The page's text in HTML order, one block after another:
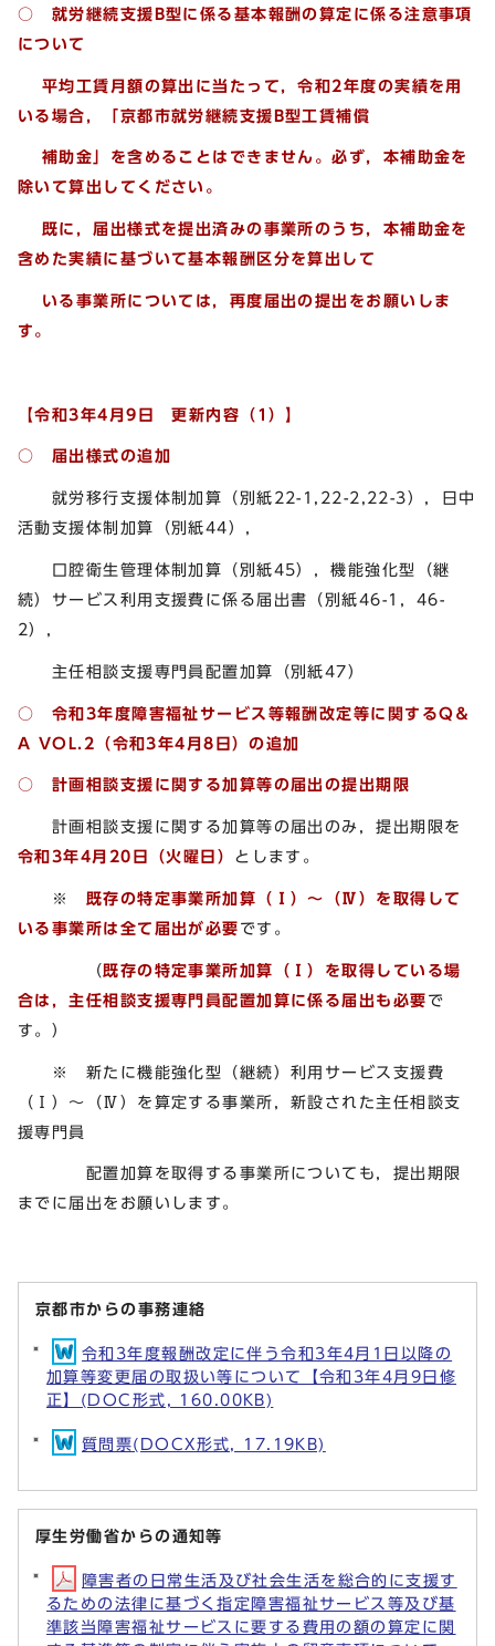
○ 就労継続支援B型に係る基本報酬の算定に係る注意事項
について
平均工賃月額の算出に当たって，令和2年度の実績を用
いる場合，「京都市就労継続支援B型工賃補償
補助金」を含めることはできません。必ず，本補助金を
除いて算出してください。
既に，届出様式を提出済みの事業所のうち，本補助金を
含めた実績に基づいて基本報酬区分を算出して
いる事業所については，再度届出の提出をお願いしま
す。
【令和3年4月9日 更新内容（1）】
○ 届出様式の追加
就労移行支援体制加算（別紙22-1,22-2,22-3），日中
活動支援体制加算（別紙44），
口腔衛生管理体制加算（別紙45），機能強化型（継
続）サービス利用支援費に係る届出書（別紙46-1，46-
2），
主任相談支援専門員配置加算（別紙47）
○ 令和3年度障害福祉サービス等報酬改定等に関するQ＆
A VOL.2 （令和3年4月8日）の追加
○ 計画相談支援に関する加算等の届出の提出期限
計画相談支援に関する加算等の届出のみ，提出期限を
令和3年4月20日（火曜日） とします。
※
既存の特定事業所加算（Ⅰ）～（Ⅳ）を取得して
いる事業所は全て届出が必要 です。
（ 既存の特定事業所加算（Ⅰ）を取得している場
合は，主任相談支援専門員配置加算に係る届出も必要 で
す。）
※ 新たに機能強化型（継続）利用サービス支援費
（Ⅰ）～（Ⅳ）を算定する事業所，新設された主任相談支
援専門員
配置加算を取得する事業所についても，提出期限
までに届出をお願いします。
京都市からの事務連絡
令和3年度報酬改定に伴う令和3年4月1日以降の
加算等変更届の取扱い等について【令和3年4月9日修
正】(DOC形式, 160.00KB)
質問票(DOCX形式, 17.19KB)
厚生労働省からの通知等
障害者の日常生活及び社会生活を総合的に支援す
るための法律に基づく指定障害福祉サービス等及び基
準該当障害福祉サービスに要する費用の額の算定に関